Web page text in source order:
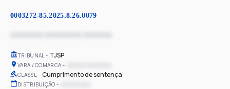
0003272-85.2025.8.26.0079
TRIBUNAL TJSP
VARA / COMARCA
CLASSE Cumprimento de sentença
DISTRIBUIÇÃO